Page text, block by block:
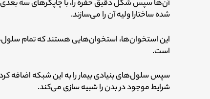
آن‌ها سپس شکل دقیق حفره را، با چاپگرهای سه
شده ساختارا ولیه آن را می‌سازند.
این استخوان‌ها، استخوان‌هایی هستند که تمام
است.
سپس سلول‌های بنیادی بیمار را به این شبکه اضافه
شرایط موجود در بدن را شبیه سازی می‌کند.